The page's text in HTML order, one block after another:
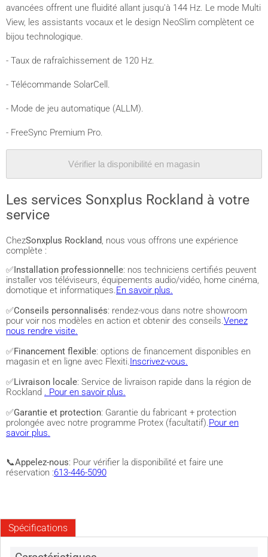
avancées offrent une fluidité allant jusqu'à 144 Hz. Le mode Multi
View, les assistants vocaux et le design NeoSlim complètent ce
bijou technologique.
- Taux de rafraîchissement de 120 Hz.
- Télécommande SolarCell.
- Mode de jeu automatique (ALLM).
- FreeSync Premium Pro.
Vérifier la disponibilité en magasin
Les services Sonxplus Rockland à votre
service
ChezSonxplus Rockland, nous vous offrons une expérience
complète :
✅Installation professionnelle: nos techniciens certifiés peuvent
installer vos téléviseurs, équipements audio/vidéo, home cinéma,
domotique et informatiques.En savoir plus.
✅Conseils personnalisés: rendez-vous dans notre showroom
pour voir nos modèles en action et obtenir des conseils.Venez
nous rendre visite.
✅Financement flexible: options de financement disponibles en
magasin et en ligne avec Flexiti.Inscrivez-vous.
✅Livraison locale: Service de livraison rapide dans la région de
Rockland . Pour en savoir plus.
✅Garantie et protection: Garantie du fabricant + protection
prolongée avec notre programme Protex (facultatif).Pour en
savoir plus.
📞Appelez-nous: Pour vérifier la disponibilité et faire une
réservation :613-446-5090
Spécifications